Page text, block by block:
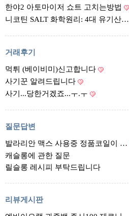
팁앤가이드
레시피계산기
업체
업체게시판
모더게시판
제휴업체
트레이드
판매
구매
거래후기
즐겨찾기
한야2 아토마이저 쇼트 고치는방법
니코틴 SALT 화학원리: 4대 유기산…
거래후기
먹튀 (베이비미)신고합니다
사기꾼 알려드립니다
사기...당한거겠죠...ㅜ.ㅜ
질문답변
발라리안 맥스 사용중 정품코일이 …
캐슬롱에 관한 질문
릴슬롱 레시피 부탁드립니다
리뷰게시판